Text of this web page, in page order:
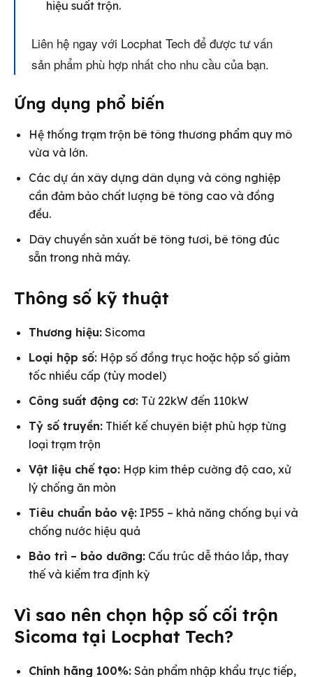
hiệu suất trộn.
Liên hệ ngay với Locphat Tech để được tư vấn
sản phẩm phù hợp nhất cho nhu cầu của bạn.
Ứng dụng phổ biến
Hệ thống trạm trộn bê tông thương phẩm quy mô
vừa và lớn.
Các dự án xây dựng dân dụng và công nghiệp
cần đảm bảo chất lượng bê tông cao và đồng
đều.
Dây chuyền sản xuất bê tông tươi, bê tông đúc
sẵn trong nhà máy.
Thông số kỹ thuật
Thương hiệu: Sicoma
Loại hộp số: Hộp số đồng trục hoặc hộp số giảm
tốc nhiều cấp (tùy model)
Công suất động cơ: Từ 22kW đến 110kW
Tỷ số truyền: Thiết kế chuyên biệt phù hợp từng
loại trạm trộn
Vật liệu chế tạo: Hợp kim thép cường độ cao, xử
lý chống ăn mòn
Tiêu chuẩn bảo vệ: IP55 – khả năng chống bụi và
chống nước hiệu quả
Bảo trì – bảo dưỡng: Cấu trúc dễ tháo lắp, thay
thế và kiểm tra định kỳ
Vì sao nên chọn hộp số cối trộn
Sicoma tại Locphat Tech?
Chính hãng 100%: Sản phẩm nhập khẩu trực tiếp,